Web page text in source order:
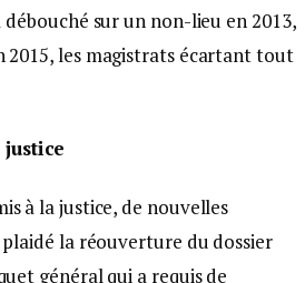
sur un non-lieu en 2013,
2015, les magistrats écartant tout
à la justice, de nouvelles
la réouverture du dossier
général qui a requis de